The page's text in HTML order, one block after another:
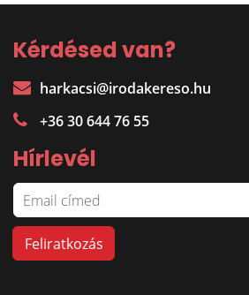
Kérdésed van?
harkacsi@irodakereso.hu
+36 30 644 76 55
Hírlevél